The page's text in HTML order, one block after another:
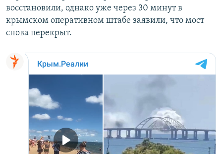
восстановили, однако уже через 30 минут в
крымском оперативном штабе заявили, что мост
снова перекрыт.